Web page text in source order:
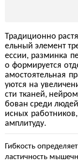
Традиционно
ельный элемент
ессии, разминка
о формируется
амостоятельная
уются на
сти тканей,
бован среди
исных
амплитуду.
Гибкость
ластичность